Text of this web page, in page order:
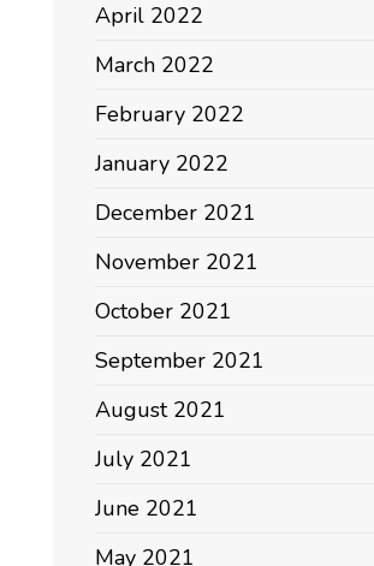
April 2022
March 2022
February 2022
January 2022
December 2021
November 2021
October 2021
September 2021
August 2021
July 2021
June 2021
May 2021